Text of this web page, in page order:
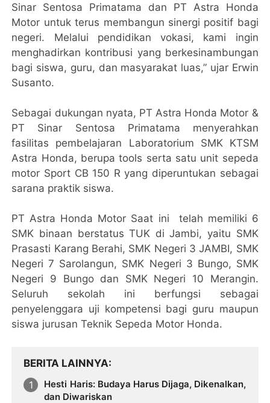
Sinar Sentosa Primatama dan PT Astra Honda
Motor untuk terus membangun sinergi positif bagi
negeri. Melalui pendidikan vokasi, kami ingin
menghadirkan kontribusi yang berkesinambungan
bagi siswa, guru, dan masyarakat luas,” ujar Erwin
Susanto.
Sebagai dukungan nyata, PT Astra Honda Motor &
PT Sinar Sentosa Primatama menyerahkan
fasilitas pembelajaran Laboratorium SMK KTSM
Astra Honda, berupa tools serta satu unit sepeda
motor Sport CB 150 R yang diperuntukan sebagai
sarana praktik siswa.
PT Astra Honda Motor Saat ini telah memiliki 6
SMK binaan berstatus TUK di Jambi, yaitu SMK
Prasasti Karang Berahi, SMK Negeri 3 JAMBI, SMK
Negeri 7 Sarolangun, SMK Negeri 3 Bungo, SMK
Negeri 9 Bungo dan SMK Negeri 10 Merangin.
Seluruh sekolah ini berfungsi sebagai
penyelenggara uji kompetensi bagi guru maupun
siswa jurusan Teknik Sepeda Motor Honda.
BERITA LAINNYA
Hesti Haris: Budaya Harus Dijaga, Dikenalkan,
dan Diwariskan